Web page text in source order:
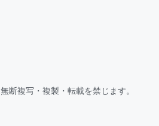
複写・複製・転載を禁じます。